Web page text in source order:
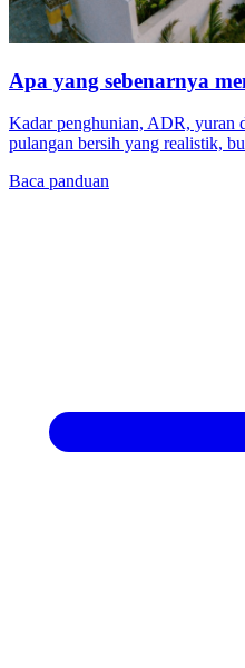
Apa yang sebenarnya
Kadar penghunian, ADR, yuran
pulangan bersih yang realistik,
Baca panduan